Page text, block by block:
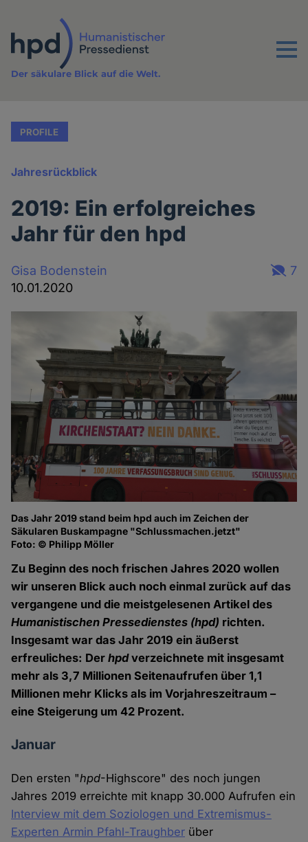
Inhalt
Menu
Der säkulare Blick auf die Welt.
PROFILE
Jahresrückblick
2019: Ein erfolgreiches
Jahr für den hpd
Gisa Bodenstein
10.01.2020
7
Das Jahr 2019 stand beim hpd auch im Zeichen der
Säkularen Buskampagne "Schlussmachen.jetzt"
Foto: © Philipp Möller
Zu Beginn des noch frischen Jahres 2020 wollen
wir unseren Blick auch noch einmal zurück auf das
vergangene und die meistgelesenen Artikel des
Humanistischen Pressedienstes (hpd) richten.
Insgesamt war das Jahr 2019 ein äußerst
erfreuliches: Derhpdverzeichnete mit insgesamt
mehr als 3,7 Millionen Seitenaufrufen über 1,1
Millionen mehr Klicks als im Vorjahreszeitraum –
eine Steigerung um 42 Prozent.
Januar
Den ersten "hpd-Highscore" des noch jungen
Jahres 2019 erreichte mit knapp 30.000 Aufrufen ein
Interview mit dem Soziologen und Extremismus-
Experten Armin Pfahl-Traughber über